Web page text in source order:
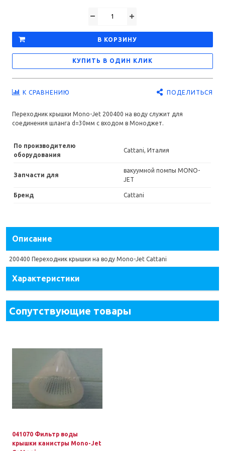
Переходник крышки Mono-Jet 200400 на воду служит для
соединения шланга d=30мм с входом в Моноджет.
По производителю
оборудования
Cattani, Италия
Запчасти для
вакуумной помпы MONO-
JET
Бренд Cattani
В КОРЗИНУ
КУПИТЬ В ОДИН КЛИК
К СРАВНЕНИЮ ПОДЕЛИТЬСЯ
Описание
200400 Переходник крышки на воду Mono-Jet Cattani
Характеристики
Сопутствующие товары
041070 Фильтр воды
крышки канистры Mono-Jet